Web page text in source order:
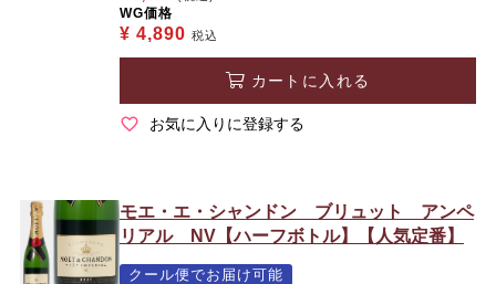
WG価格
¥ 4,890 税込
カートに入れる
お気に入りに登録する
モエ・エ・シャンドン ブリュット アンペ
リアル NV【ハーフボトル】【人気定番】
クール便でお届け可能